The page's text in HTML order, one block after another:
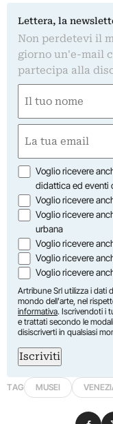
Lettera, la
Non perdetevi il
giorno un'e-mail
partecipa alla
(Required)
First
(Required)
Opzioni
Voglio ricevere
didattica ed eventi
Voglio ricevere
Voglio ricevere
urbana
Voglio ricevere
Voglio ricevere
Voglio ricevere
Artribune Srl utilizza i dati
mondo dell'arte, nel
informativa. Iscrivendoti i
e trattati secondo le
disiscriverti in qualsiasi
Iscriviti
TAG MUSEI